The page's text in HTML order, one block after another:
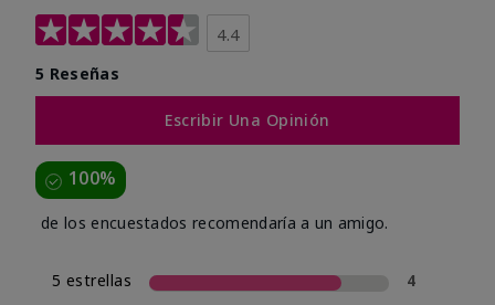
4.4
5 Reseñas
Escribir Una Opinión
100%
de los encuestados recomendaría a un amigo.
5 estrellas
4